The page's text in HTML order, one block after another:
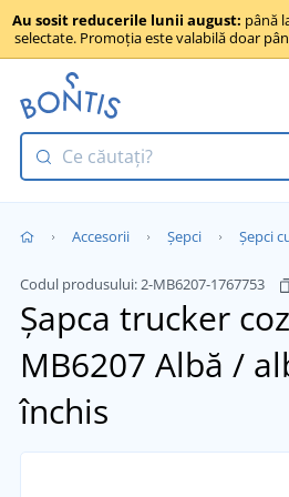
Au sosit reducerile lunii august: până
selectate. Promoția este valabilă doar
Accesorii Șepci Șepci
Codul produsului:2-MB6207-1767753
Șapca trucker
MB6207 Albă /
închis